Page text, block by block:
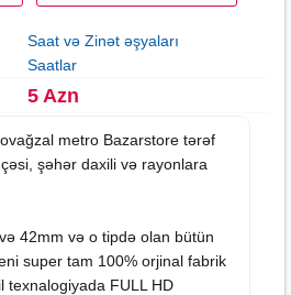
Saat və Zinət əşyaları
Saatlar
5 Azn
metro Bazarstore tərəf
şəhər daxili və rayonlara
42mm və o tipdə olan bütün
super tam 100% orjinal fabrik
texnalogiyada FULL HD